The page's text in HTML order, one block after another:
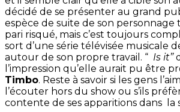
décidé de se présenter au grand
espèce de suite de son personnage
pari risqué, mais c’est toujours
sort d’une série télévisée musicale
autour de son propre travail. “ Is it”
l’impression qu’elle aurait pu être
Timbo. Reste à savoir si les gens
l’écouter hors du show ou s’ils
contente de ses apparitions dans la